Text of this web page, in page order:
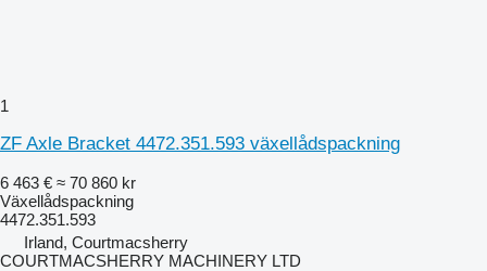
1
ZF Axle Bracket 4472.351.593 växellådspackning
6 463 € ≈ 70 860 kr
Växellådspackning
4472.351.593
Irland, Courtmacsherry
COURTMACSHERRY MACHINERY LTD